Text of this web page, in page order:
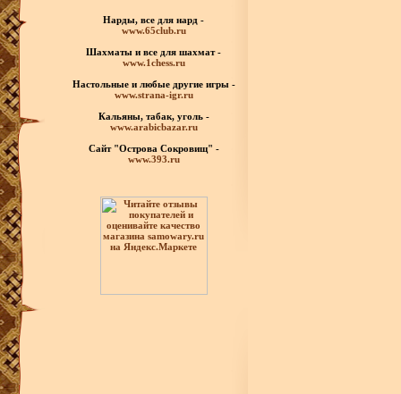
Нарды, все для нард -
www.65club.ru
Шахматы и все для шахмат -
www.1chess.ru
Настольные и любые другие игры -
www.strana-igr.ru
Кальяны, табак, уголь -
www.arabicbazar.ru
Сайт "Острова Сокровищ" -
www.393.ru